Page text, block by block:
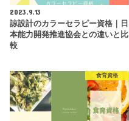
2023.9.13
諒設計のカラーセラピー資格｜日
本能力開発推進協会との違いと比
較
食育資格